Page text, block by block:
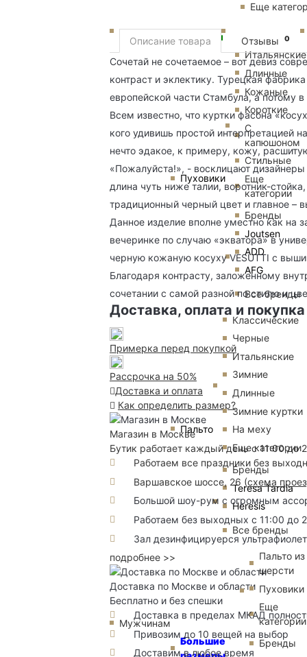
Еще
Мужчинам
Новинки
Пуховики
Итальянские
Длинные
Кожаные
Короткие
С
капюшоном
Стильные
Еще
категории
Бренды
Joutsen
ADD
AFG
Все бренды
Пальто
Классические
Черные
Итальянские
Зимние
Длинные
Зимние куртки
На меху
Еще категории
Бренды
Teresa Tardia
Heresis
Все бренды
Большие
Пальто из
шерсти
Пуховики
Еще
категории
Бренды
Описание товара Отзывы 0
Сочетай не сочетаемое – вот девиз
контраст и эклектику. Турецкая
европейской части Стамбула, а потому
Всем известно, что куртки фасона
кого удивишь простой
нечто эдакое, к примеру, кожу,
«Пожалуйста!», - восклицают
длина чуть ниже талии, воротник-
традиционный черный цвет и главное –
Данное изделие вполне уместно как на
вечеринке по случаю «экватора» в
черную кожаную косуху VESUTTI с
Благодаря контрасту, заложенному
сочетании с самой разной по стилю и
Доставка, оплата и
Примерка перед покупкой
Рассрочка на 50%
Доставка и оплата
Как определить размер?
Магазин в Москве
Бутик работает каждый день с 11:00 до
Работаем все праздники без
Варшавское шоссе, 26 (схема
Большой шоу-рум с огромным
Работаем без выходных с 11:00 до
Зал дезинфицируерся
подробнее >>
Доставка по Москве и области
Бесплатно и без спешки
Доставка в пределах МКАД
Привозим до 10 вещей на выбор
Доставим в любое время